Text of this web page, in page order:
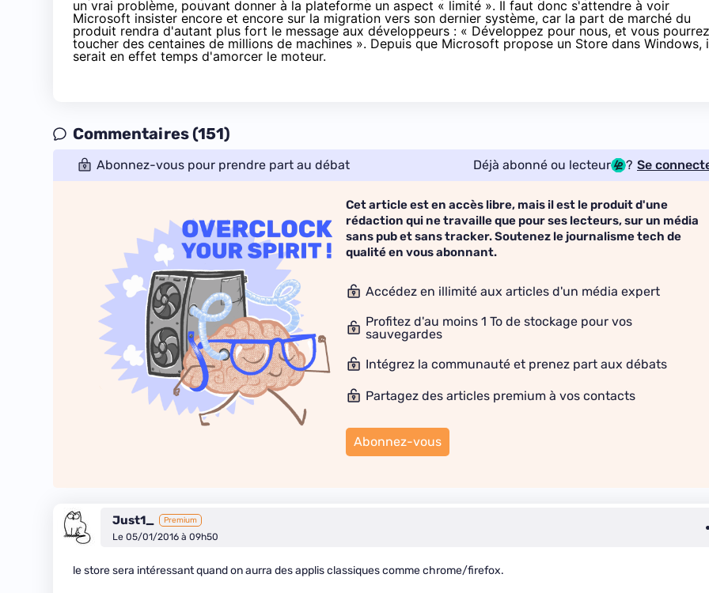
un vrai problème, pouvant donner à la plateforme un aspect « limité ». Il faut donc s'attendre à voir
Microsoft insister encore et encore sur la migration vers son dernier système, car la part de marché du
produit rendra d'autant plus fort le message aux développeurs : « Développez pour nous, et vous pourrez
toucher des centaines de millions de machines ». Depuis que Microsoft propose un Store dans Windows,
serait en effet temps d'amorcer le moteur.
Commentaires (151)
Abonnez-vous pour prendre part au débat Déjà abonné ou lecteur ? Se
Cet article est en accès libre, mais il est le produit d'une
rédaction qui ne travaille que pour ses lecteurs, sur un média
sans pub et sans tracker. Soutenez le journalisme tech de
qualité en vous abonnant.
Accédez en illimité aux articles d'un média expert
Profitez d'au moins 1 To de stockage pour vos
sauvegardes
Intégrez la communauté et prenez part aux débats
Partagez des articles premium à vos contacts
Abonnez-vous
Just1_ Premium
Le 05/01/2016 à 09h50
le store sera intéressant quand on aurra des applis classiques comme chrome/firefox.